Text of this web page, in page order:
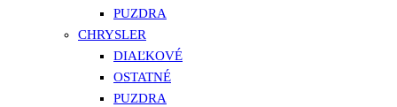
PUZDRA
CHRYSLER
DIAĽKOVÉ
OSTATNÉ
PUZDRA